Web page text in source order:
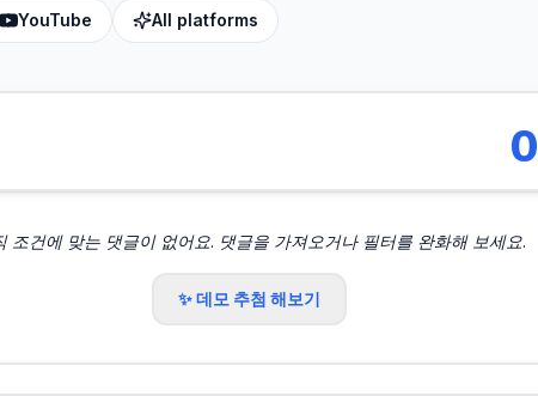
YouTube All platforms
0
조건에 맞는 댓글이 없어요. 댓글을 가져오거나 필터를 완화해 보세요.
✨ 데모 추첨 해보기